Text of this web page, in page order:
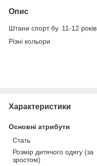
Опис
Штани спорт бу. 11-12 років.
Різні кольори
Характеристики
Основні атрибути
Стать
Розмір дитячого одягу (за
зростом)